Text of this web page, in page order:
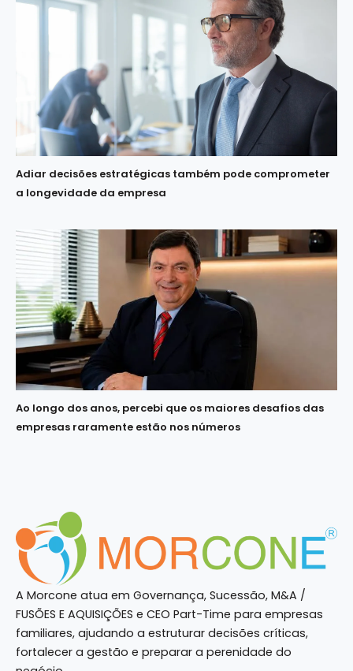
Adiar decisões estratégicas também pode comprometer
a longevidade da empresa
Ao longo dos anos, percebi que os maiores desafios das
empresas raramente estão nos números
A Morcone atua em Governança, Sucessão, M&A /
FUSÕES E AQUISIÇÕES e CEO Part-Time para empresas
familiares, ajudando a estruturar decisões críticas,
fortalecer a gestão e preparar a perenidade do